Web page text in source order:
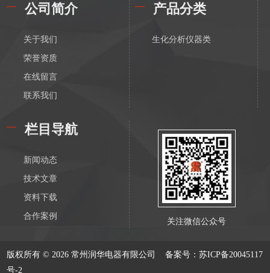
公司简介
关于我们
荣誉资质
在线留言
联系我们
产品分类
生化分析仪器类
栏目导航
新闻动态
技术文章
资料下载
合作案例
关注微信公众号
版权所有 © 2026 常州润华电器有限公司备案号：苏ICP备20045117
号-2